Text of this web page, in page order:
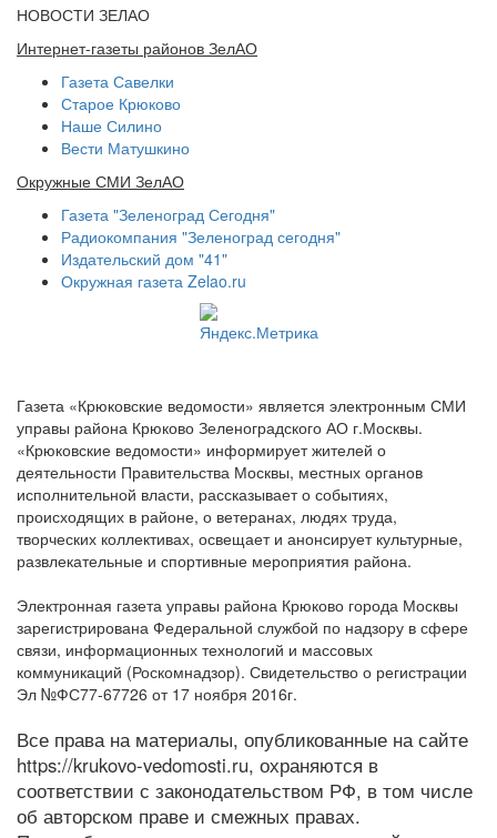
НОВОСТИ ЗЕЛАО
Интернет-газеты районов ЗелАО
Газета Савелки
Старое Крюково
Наше Силино
Вести Матушкино
Окружные СМИ ЗелАО
Газета "Зеленоград Сегодня"
Радиокомпания "Зеленоград сегодня"
Издательский дом "41"
Окружная газета Zelao.ru
Газета «Крюковские ведомости» является электронным СМИ
управы района Крюково Зеленоградского АО г.Москвы.
«Крюковские ведомости» информирует жителей о
деятельности Правительства Москвы, местных органов
исполнительной власти, рассказывает о событиях,
происходящих в районе, о ветеранах, людях труда,
творческих коллективах, освещает и анонсирует культурные,
развлекательные и спортивные мероприятия района.
Электронная газета управы района Крюково города Москвы
зарегистрирована Федеральной службой по надзору в сфере
связи, информационных технологий и массовых
коммуникаций (Роскомнадзор). Свидетельство о регистрации
Эл №ФС77-67726 от 17 ноября 2016г.
Все права на материалы, опубликованные на сайте
https://krukovo-vedomosti.ru, охраняются в
соответствии с законодательством РФ, в том числе
об авторском праве и смежных правах.